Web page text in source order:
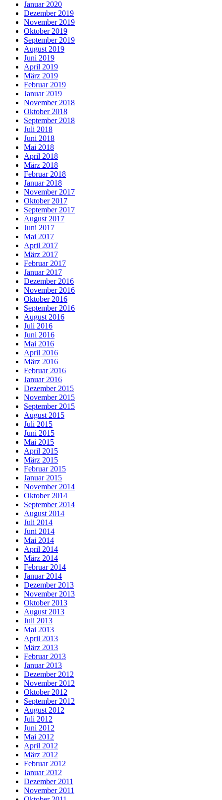
Januar 2020
Dezember 2019
November 2019
Oktober 2019
September 2019
August 2019
Juni 2019
April 2019
März 2019
Februar 2019
Januar 2019
November 2018
Oktober 2018
September 2018
Juli 2018
Juni 2018
Mai 2018
April 2018
März 2018
Februar 2018
Januar 2018
November 2017
Oktober 2017
September 2017
August 2017
Juni 2017
Mai 2017
April 2017
März 2017
Februar 2017
Januar 2017
Dezember 2016
November 2016
Oktober 2016
September 2016
August 2016
Juli 2016
Juni 2016
Mai 2016
April 2016
März 2016
Februar 2016
Januar 2016
Dezember 2015
November 2015
September 2015
August 2015
Juli 2015
Juni 2015
Mai 2015
April 2015
März 2015
Februar 2015
Januar 2015
November 2014
Oktober 2014
September 2014
August 2014
Juli 2014
Juni 2014
Mai 2014
April 2014
März 2014
Februar 2014
Januar 2014
Dezember 2013
November 2013
Oktober 2013
August 2013
Juli 2013
Mai 2013
April 2013
März 2013
Februar 2013
Januar 2013
Dezember 2012
November 2012
Oktober 2012
September 2012
August 2012
Juli 2012
Juni 2012
Mai 2012
April 2012
März 2012
Februar 2012
Januar 2012
Dezember 2011
November 2011